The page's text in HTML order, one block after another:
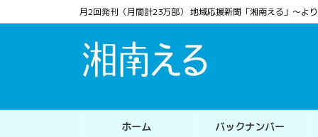
ン
ス
ビ
ン
月2回発刊（月間計23万部） 地域応援新聞「湘南える」〜よ
ホーム バックナンバー